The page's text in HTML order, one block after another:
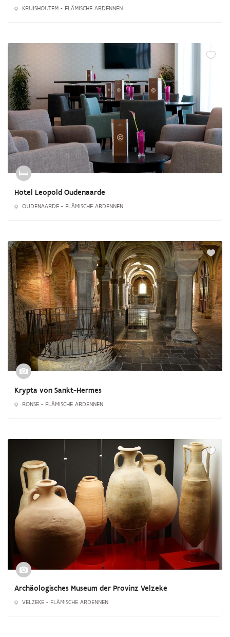
KRUISHOUTEM - FLÄMISCHE ARDENNEN
Hotel Leopold Oudenaarde
OUDENAARDE - FLÄMISCHE ARDENNEN
Krypta von Sankt-Hermes
RONSE - FLÄMISCHE ARDENNEN
Archäologisches Museum der Provinz Velzeke
VELZEKE - FLÄMISCHE ARDENNEN